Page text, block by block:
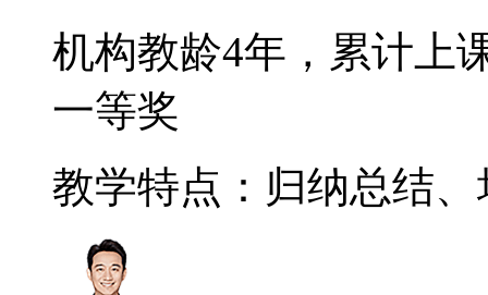
机构教龄4年，累计上
一等奖
教学特点：归纳总结